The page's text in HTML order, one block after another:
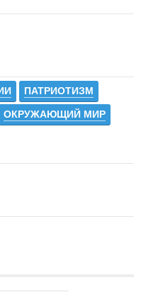
ПАТРИОТИЗМ
ОКРУЖАЮЩИЙ МИР